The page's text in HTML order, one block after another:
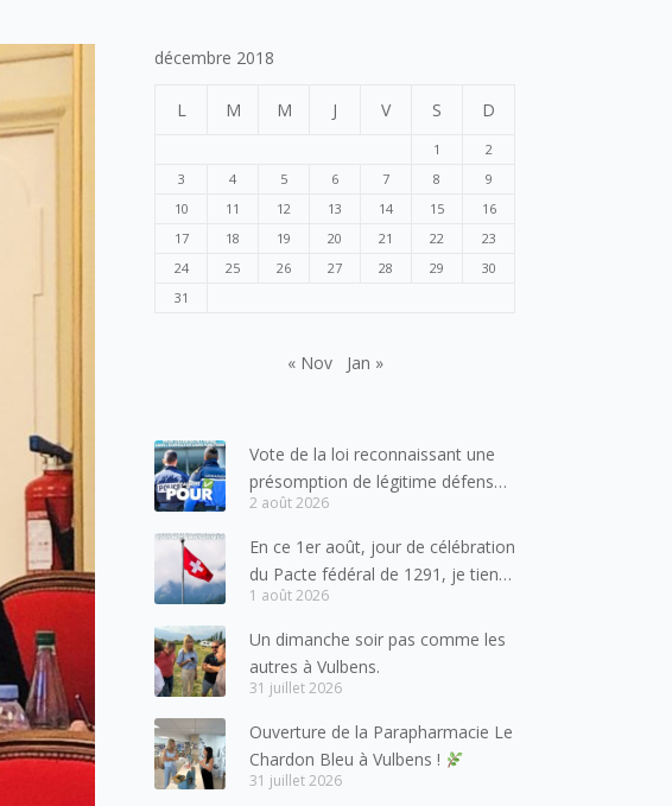
décembre 2018
L M M J V S D
1
2
3
4 5 6 7 8
9
10
11 12 13 14 15
16
17
18 19 20 21 22
23
24
25 26 27 28 29
30
31
« Nov Jan »
Vote de la loi reconnaissant une
présomption de légitime défense
pour les forces de l’ordre
2 août 2026
En ce 1er août, jour de célébration
du Pacte fédéral de 1291, je tiens
à adresser mes meilleures
salutations à nos voisins et amis
suisses, et plus particulièrement
aux habitants du bassin genevois
lesquels la Haute-Savoie
entretient des liens étroits et
quotidiens.
1 août 2026
Un dimanche soir pas comme les
autres à Vulbens.
31 juillet 2026
Ouverture de la Parapharmacie Le
Chardon Bleu à Vulbens !
31 juillet 2026